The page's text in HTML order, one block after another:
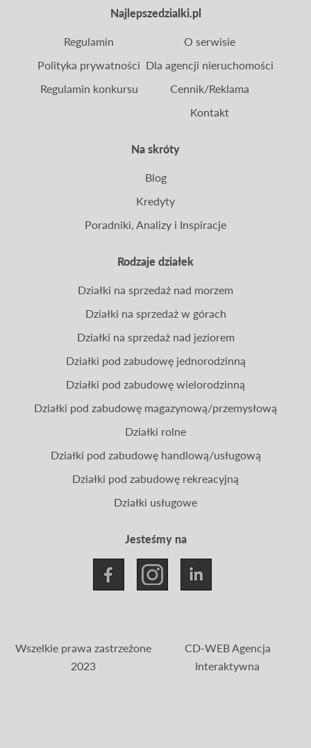
Najlepszedzialki.pl
Na skróty
Rodzaje działek
Jesteśmy na
Regulamin
Polityka prywatności
Regulamin konkursu
O serwisie
Dla agencji nieruchomości
Cennik/Reklama
Kontakt
Blog
Kredyty
Poradniki, Analizy i Inspiracje
Działki na sprzedaż nad morzem
Działki na sprzedaż w górach
Działki na sprzedaż nad jeziorem
Działki pod zabudowę jednorodzinną
Działki pod zabudowę wielorodzinną
Działki pod zabudowę magazynową/przemysłową
Działki rolne
Działki pod zabudowę handlową/usługową
Działki pod zabudowę rekreacyjną
Działki usługowe
Wszelkie prawa zastrzeżone
2023
CD-WEB Agencja
Interaktywna